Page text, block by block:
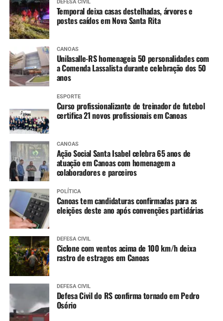
DEFESA CIVIL
Temporal deixa casas destelhadas, árvores e
postes caídos em Nova Santa Rita
CANOAS
Unilasalle-RS homenageia 50 personalidades com
a Comenda Lassalista durante celebração dos 50
anos
ESPORTE
Curso profissionalizante de treinador de futebol
certifica 21 novos profissionais em Canoas
CANOAS
Ação Social Santa Isabel celebra 65 anos de
atuação em Canoas com homenagem a
colaboradores e parceiros
POLÍTICA
Canoas tem candidaturas confirmadas para as
eleições deste ano após convenções partidárias
DEFESA CIVIL
Ciclone com ventos acima de 100 km/h deixa
rastro de estragos em Canoas
DEFESA CIVIL
Defesa Civil do RS confirma tornado em Pedro
Osório